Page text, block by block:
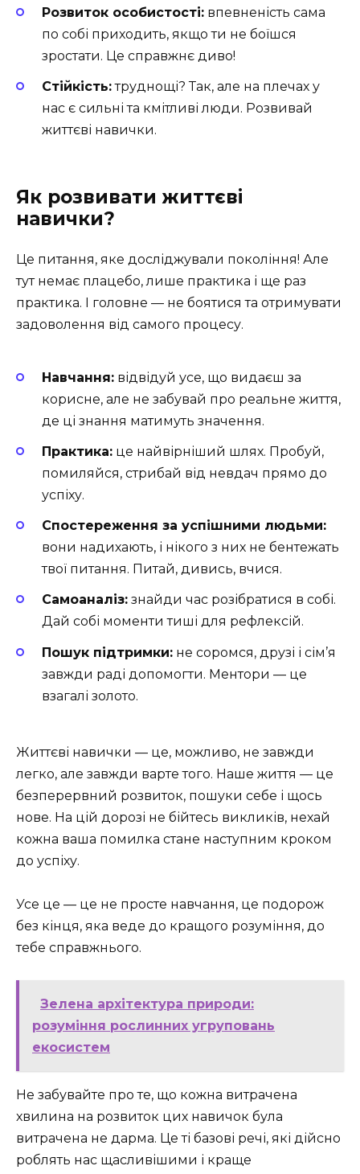
Розвиток особистості: впевненість сама
по собі приходить, якщо ти не боїшся
зростати. Це справжнє диво!
Стійкість:труднощі? Так, але на плечах у
нас є сильні та кмітливі люди. Розвивай
життєві навички.
Як розвивати життєві
навички?
Це питання, яке досліджували покоління! Але
тут немає плацебо, лише практика і ще раз
практика. І головне — не боятися та отримувати
задоволення від самого процесу.
Навчання: відвідуй усе, що видаєш за
корисне, але не забувай про реальне життя,
де ці знання матимуть значення.
Практика: це найвірніший шлях. Пробуй,
помиляйся, стрибай від невдач прямо до
успіху.
Спостереження за успішними людьми:
вони надихають, і нікого з них не бентежать
твої питання. Питай, дивись, вчися.
Самоаналіз: знайди час розібратися в собі.
Дай собі моменти тиші для рефлексій.
Пошук підтримки: не соромся, друзі і сім’я
завжди раді допомогти. Ментори — це
взагалі золото.
Життєві навички — це, можливо, не завжди
легко, але завжди варте того. Наше життя — це
безперервний розвиток, пошуки себе і щось
нове. На цій дорозі не бійтесь викликів, нехай
кожна ваша помилка стане наступним кроком
до успіху.
Усе це — це не просте навчання, це подорож
без кінця, яка веде до кращого розуміння, до
тебе справжнього.
Зелена архітектура природи:
розуміння рослинних угруповань
екосистем
Не забувайте про те, що кожна витрачена
хвилина на розвиток цих навичок була
витрачена не дарма. Це ті базові речі, які дійсно
роблять нас щасливішими і краще